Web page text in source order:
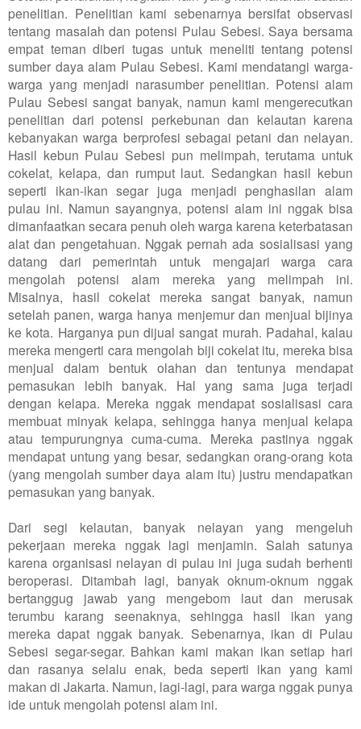
penelitian. Penelitian kami sebenarnya bersifat observasi
tentang masalah dan potensi Pulau Sebesi. Saya bersama
empat teman diberi tugas untuk meneliti tentang potensi
sumber daya alam Pulau Sebesi. Kami mendatangi warga-
warga yang menjadi narasumber penelitian. Potensi alam
Pulau Sebesi sangat banyak, namun kami mengerecutkan
penelitian dari potensi perkebunan dan kelautan karena
kebanyakan warga berprofesi sebagai petani dan nelayan.
Hasil kebun Pulau Sebesi pun melimpah, terutama untuk
cokelat, kelapa, dan rumput laut. Sedangkan hasil kebun
seperti ikan-ikan segar juga menjadi penghasilan alam
pulau ini. Namun sayangnya, potensi alam ini nggak bisa
dimanfaatkan secara penuh oleh warga karena keterbatasan
alat dan pengetahuan. Nggak pernah ada sosialisasi yang
datang dari pemerintah untuk mengajari warga cara
mengolah potensi alam mereka yang melimpah ini.
Misalnya, hasil cokelat mereka sangat banyak, namun
setelah panen, warga hanya menjemur dan menjual bijinya
ke kota. Harganya pun dijual sangat murah. Padahal, kalau
mereka mengerti cara mengolah biji cokelat itu, mereka bisa
menjual dalam bentuk olahan dan tentunya mendapat
pemasukan lebih banyak. Hal yang sama juga terjadi
dengan kelapa. Mereka nggak mendapat sosialisasi cara
membuat minyak kelapa, sehingga hanya menjual kelapa
atau tempurungnya cuma-cuma. Mereka pastinya nggak
mendapat untung yang besar, sedangkan orang-orang kota
(yang mengolah sumber daya alam itu) justru mendapatkan
pemasukan yang banyak.
Dari segi kelautan, banyak nelayan yang mengeluh
pekerjaan mereka nggak lagi menjamin. Salah satunya
karena organisasi nelayan di pulau ini juga sudah berhenti
beroperasi. Ditambah lagi, banyak oknum-oknum nggak
bertanggug jawab yang mengebom laut dan merusak
terumbu karang seenaknya, sehingga hasil ikan yang
mereka dapat nggak banyak. Sebenarnya, ikan di Pulau
Sebesi segar-segar. Bahkan kami makan ikan setiap hari
dan rasanya selalu enak, beda seperti ikan yang kami
makan di Jakarta. Namun, lagi-lagi, para warga nggak punya
ide untuk mengolah potensi alam ini.